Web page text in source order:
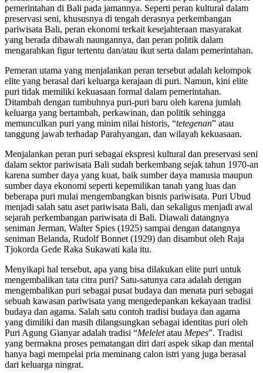
pemerintahan di Bali pada jamannya. Seperti peran kultural dalam
preservasi seni, khususnya di tengah derasnya perkembangan
pariwisata Bali, peran ekonomi terkait kesejahteraan masyarakat
yang berada dibawah naungannya, dan peran politik dalam
mengarahkan figur tertentu dan/atau ikut serta dalam pemerintahan.
Pemeran utama yang menjalankan peran tersebut adalah kelompok
elite yang berasal dari keluarga kerajaan di puri. Namun, kini elite
puri tidak memiliki kekuasaan formal dalam pemerintahan.
Ditambah dengan tumbuhnya puri-puri baru oleh karena jumlah
keluarga yang bertambah, perkawinan, dan politik sehingga
memunculkan puri yang minim nilai historis, “tetegenan” atau
tanggung jawab terhadap Parahyangan, dan wilayah kekuasaan.
Menjalankan peran puri sebagai ekspresi kultural dan preservasi seni
dalam sektor pariwisata Bali sudah berkembang sejak tahun 1970-an
karena sumber daya yang kuat, baik sumber daya manusia maupun
sumber daya ekonomi seperti kepemilikan tanah yang luas dan
beberapa puri mulai mengembangkan bisnis pariwisata. Puri Ubud
menjadi salah satu aset pariwisata Bali, dan sekaligus menjadi awal
sejarah perkembangan pariwisata di Bali. Diawali datangnya
seniman Jerman, Walter Spies (1925) sampai dengan datangnya
seniman Belanda, Rudolf Bonnet (1929) dan disambut oleh Raja
Tjokorda Gede Raka Sukawati kala itu.
Menyikapi hal tersebut, apa yang bisa dilakukan elite puri untuk
mengembalikan tata citra puri? Satu-satunya cara adalah dengan
mengembalikan puri sebagai pusat budaya dan menata puri sebagai
sebuah kawasan pariwisata yang mengedepankan kekayaan tradisi
budaya dan agama. Salah satu contoh tradisi budaya dan agama
yang dimiliki dan masih dilangsungkan sebagai identitas puri oleh
Puri Agung Gianyar adalah tradisi “Meleletatau Mepes”. Tradisi
yang bermakna proses pematangan diri dari aspek sikap dan mental
hanya bagi mempelai pria meminang calon istri yang juga berasal
dari keluarga ningrat.